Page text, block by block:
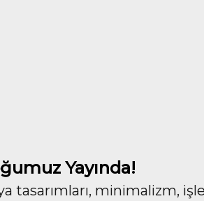
Yayında!
tasarımları, minimalizm,